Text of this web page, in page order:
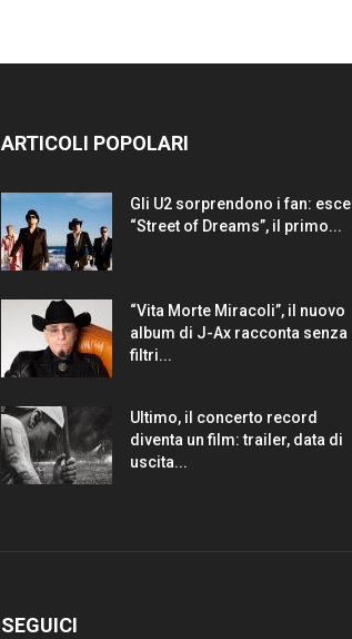
ARTICOLI POPOLARI
Gli U2 sorprendono i fan: esce
“Street of Dreams”, il primo...
“Vita Morte Miracoli”, il nuovo
album di J-Ax racconta senza
filtri...
Ultimo, il concerto record
diventa un film: trailer, data di
uscita...
SEGUICI